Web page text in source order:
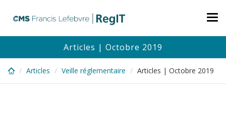
content
Articles | Octobre 2019
Articles Veille réglementaire Articles | Octobre 2019